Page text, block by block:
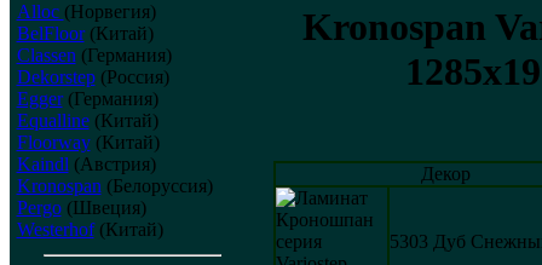
Alloc (Норвегия)
BelFloor(Китай)
Classen(Германия)
Dekorstep(Россия)
Egger(Германия)
Equalline(Китай)
Floorway(Китай)
Kaindl(Австрия)
Kronospan(Белоруссия)
Pergo(Швеция)
Westerhof(Китай)
Kronospan
Декор
5303 Дуб